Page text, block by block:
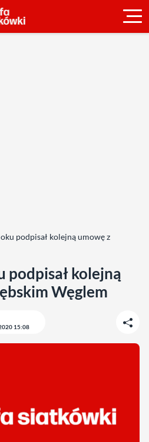
podpisał kolejną umowę z
podpisał kolejną
Węglem
15:08